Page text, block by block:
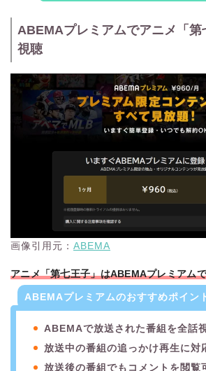
ABEMAプレミアムでアニメ「第
視聴
画像引用元： ABEMA
アニメ「第七王子」はABEMAプレミアム
ABEMAプレミアムのおすすめポイン
ABEMAで放送された番組を全話
放送中の番組の追っかけ再生に対
放送後の番組でもコメントを閲覧